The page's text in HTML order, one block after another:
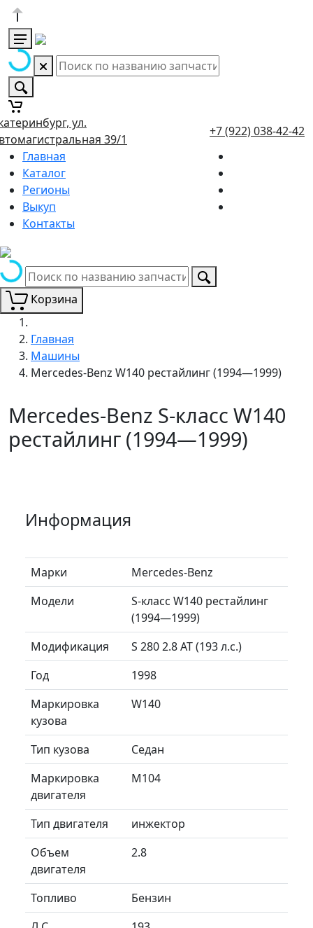
ул.
39/1
+7 (922) 038-42-42
Главная
Каталог
Регионы
Выкуп
Контакты
Корзина
Главная
Машины
Mercedes-Benz W140 рестайлинг (1994—1999)
Mercedes-Benz S-класс W140
рестайлинг (1994—1999)
Информация
Марки
Mercedes-Benz
Модели
S-класс W140 рестайлинг
(1994—1999)
Модификация
S 280 2.8 AT (193 л.с.)
Год
1998
Маркировка
кузова
W140
Тип кузова
Седан
Маркировка
двигателя
M104
Тип двигателя
инжектор
Объем
двигателя
2.8
Топливо
Бензин